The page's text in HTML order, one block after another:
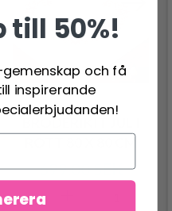
BRODERIKIT JUL I
699.00 SEK
till 50%!
och få
inspirerande